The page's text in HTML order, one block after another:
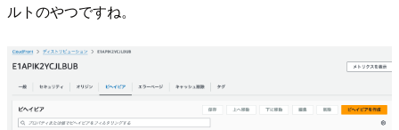
ルトのやつですね。